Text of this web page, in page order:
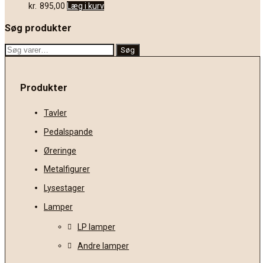
kr. 895,00 Læg i kurv
Søg produkter
Søg
Søg
Produkter
Tavler
Pedalspande
Øreringe
Metalfigurer
Lysestager
Lamper
LP lamper
Andre lamper